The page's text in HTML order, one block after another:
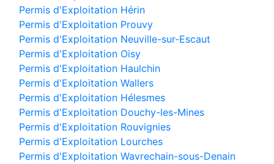
Permis d'Exploitation Hérin
Permis d'Exploitation Prouvy
Permis d'Exploitation Neuville-sur-Escaut
Permis d'Exploitation Oisy
Permis d'Exploitation Haulchin
Permis d'Exploitation Wallers
Permis d'Exploitation Hélesmes
Permis d'Exploitation Douchy-les-Mines
Permis d'Exploitation Rouvignies
Permis d'Exploitation Lourches
Permis d'Exploitation Wavrechain-sous-Denain